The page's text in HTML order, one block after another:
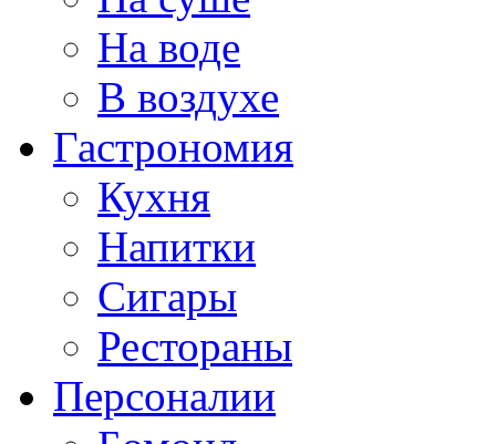
На воде
В воздухе
Гастрономия
Кухня
Напитки
Сигары
Рестораны
Персоналии